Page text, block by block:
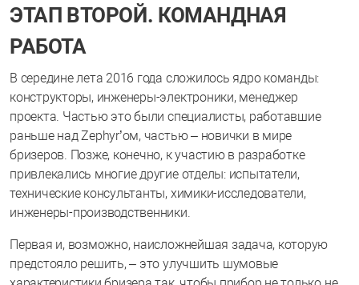
ЭТАП ВТОРОЙ. КОМАНДНАЯ
РАБОТА
В середине лета 2016 года сложилось ядро команды:
конструкторы, инженеры-электроники, менеджер
проекта. Частью это были специалисты, работавшие
раньше над Zephyr’ом, частью – новички в мире
бризеров. Позже, конечно, к участию в разработке
привлекались многие другие отделы: испытатели,
технические консультанты, химики-исследователи,
инженеры-производственники.
Первая и, возможно, наисложнейшая задача, которую
предстояло решить, – это улучшить шумовые